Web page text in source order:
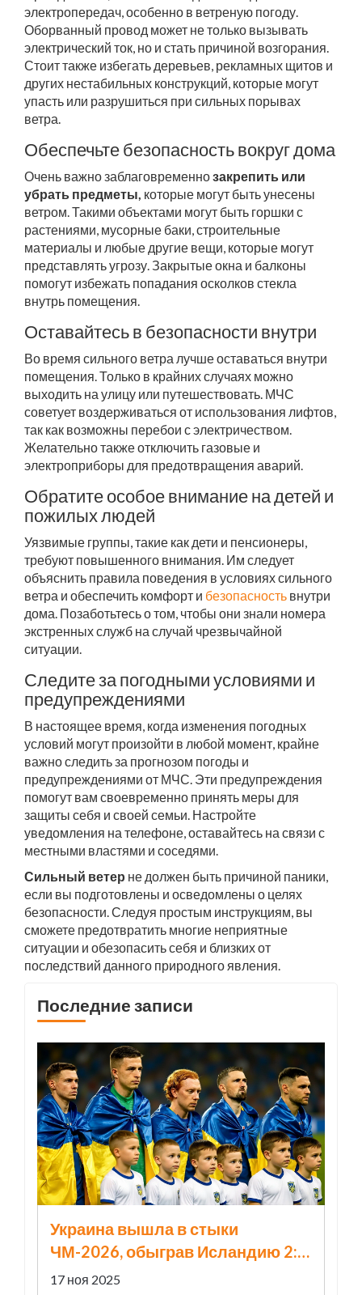
электропередач, особенно в ветреную погоду.
Оборванный провод может не только вызывать
электрический ток, но и стать причиной возгорания.
Стоит также избегать деревьев, рекламных щитов и
других нестабильных конструкций, которые могут
упасть или разрушиться при сильных порывах
ветра.
Обеспечьте безопасность вокруг дома
Очень важно заблаговременнозакрепить или
убрать предметы, которые могут быть унесены
ветром. Такими объектами могут быть горшки с
растениями, мусорные баки, строительные
материалы и любые другие вещи, которые могут
представлять угрозу. Закрытые окна и балконы
помогут избежать попадания осколков стекла
внутрь помещения.
Оставайтесь в безопасности внутри
Во время сильного ветра лучше оставаться внутри
помещения. Только в крайних случаях можно
выходить на улицу или путешествовать. МЧС
советует воздерживаться от использования лифтов,
так как возможны перебои с электричеством.
Желательно также отключить газовые и
электроприборы для предотвращения аварий.
Обратите особое внимание на детей и
пожилых людей
Уязвимые группы, такие как дети и пенсионеры,
требуют повышенного внимания. Им следует
объяснить правила поведения в условиях сильного
ветра и обеспечить комфорт и безопасность внутри
дома. Позаботьтесь о том, чтобы они знали номера
экстренных служб на случай чрезвычайной
ситуации.
Следите за погодными условиями и
предупреждениями
В настоящее время, когда изменения погодных
условий могут произойти в любой момент, крайне
важно следить за прогнозом погоды и
предупреждениями от МЧС. Эти предупреждения
помогут вам своевременно принять меры для
защиты себя и своей семьи. Настройте
уведомления на телефоне, оставайтесь на связи с
местными властями и соседями.
Сильный ветер не должен быть причиной паники,
если вы подготовлены и осведомлены о целях
безопасности. Следуя простым инструкциям, вы
сможете предотвратить многие неприятные
ситуации и обезопасить себя и близких от
последствий данного природного явления.
Последние записи
Украина вышла в стыки
ЧМ-2026, обыграв Исландию 2:0
в Варшаве
17 ноя 2025